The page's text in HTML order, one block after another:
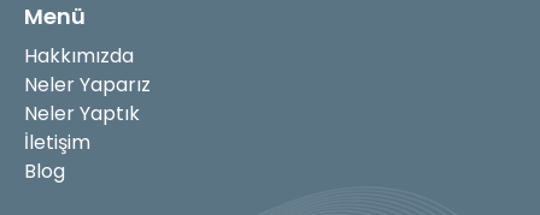
Menü
Hakkımızda
Neler Yaparız
Neler Yaptık
İletişim
Blog